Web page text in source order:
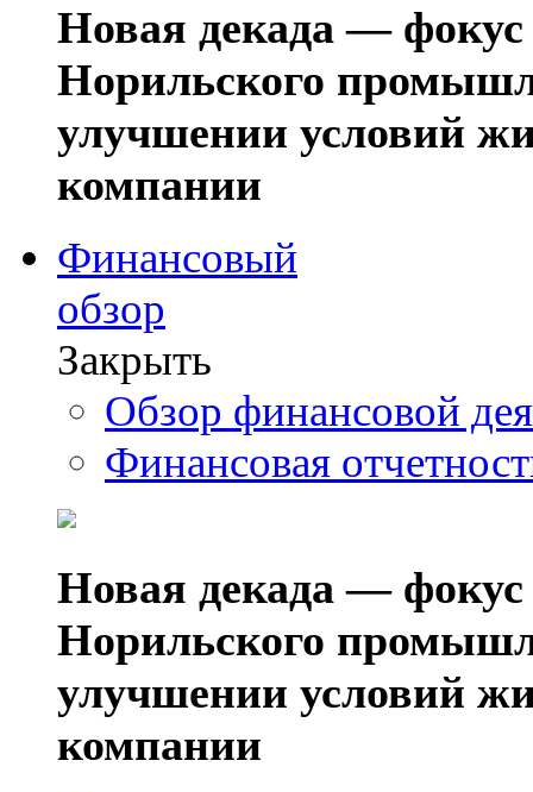
Новая декада — фокус
Норильского
улучшении условий
компании
Финансовый
обзор
Закрыть
Обзор финансовой
Финансовая
Новая декада — фокус
Норильского
улучшении условий
компании